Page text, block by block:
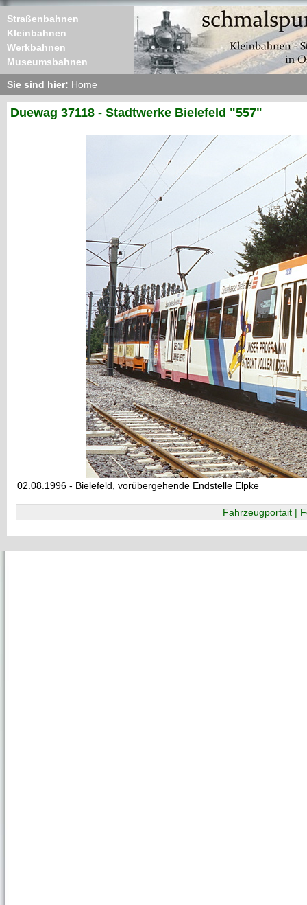
Straßenbahnen
Kleinbahnen
Werkbahnen
Museumsbahnen
Sie sind hier: Home
Duewag 37118 - Stadtwerke Bielefeld "557"
02.08.1996 - Bielefeld, vorübergehende Endstelle Elpke
Fahrzeugportait |